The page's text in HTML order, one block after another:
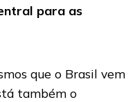
para as
que o Brasil vem
também o